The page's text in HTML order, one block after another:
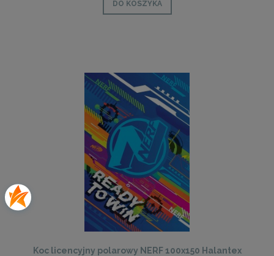
DO KOSZYKA
Koc licencyjny polarowy NERF 100x150 Halantex